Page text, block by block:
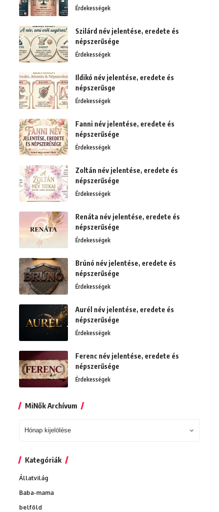
Érdekességek
Szilárd név jelentése, eredete és
népszerűsége
Érdekességek
Ildikó név jelentése, eredete és
népszerűsge
Érdekességek
Fanni név jelentése, eredete és
népszerűsége
Érdekességek
Zoltán név jelentése, eredete és
népszerűsége
Érdekességek
Renáta név jelentése, eredete és
népszerűsége
Érdekességek
Brúnó név jelentése, eredete és
népszerűsége
Érdekességek
Aurél név jelentése, eredete és
népszerűsége
Érdekességek
Ferenc név jelentése, eredete és
népszerűsége
Érdekességek
MiNők Archívum
MiNők
Kategóriák
Állatvilág
Baba-mama
belföld